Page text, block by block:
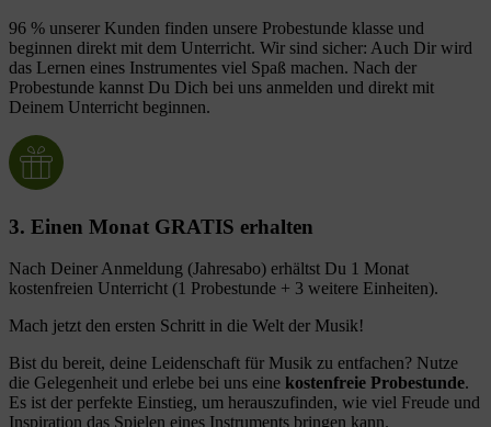
96 % unserer Kunden finden unsere Probestunde klasse und
beginnen direkt mit dem Unterricht. Wir sind sicher: Auch Dir wird
das Lernen eines Instrumentes viel Spaß machen. Nach der
Probestunde kannst Du Dich bei uns anmelden und direkt mit
Deinem Unterricht beginnen.
3. Einen Monat GRATIS erhalten
Nach Deiner Anmeldung (Jahresabo) erhältst Du 1 Monat
kostenfreien Unterricht (1 Probestunde + 3 weitere Einheiten).
Mach jetzt den ersten Schritt in die Welt der Musik!
Bist du bereit, deine Leidenschaft für Musik zu entfachen? Nutze
die Gelegenheit und erlebe bei uns eine kostenfreie Probestunde.
Es ist der perfekte Einstieg, um herauszufinden, wie viel Freude und
Inspiration das Spielen eines Instruments bringen kann.